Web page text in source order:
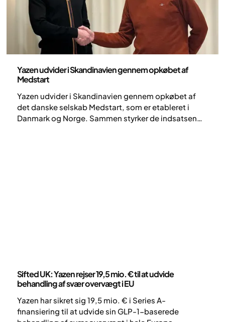
Yazen udvider i Skandinavien gennem opkøbet af
Medstart
Yazen udvider i Skandinavien gennem opkøbet af
det danske selskab Medstart, som er etableret i
Danmark og Norge. Sammen styrker de indsatsen
Sifted UK: Yazen rejser 19,5 mio. € til at udvide
behandling af svær overvægt i EU
Yazen har sikret sig 19,5 mio. € i Series A-
finansiering til at udvide sin GLP-1-baserede